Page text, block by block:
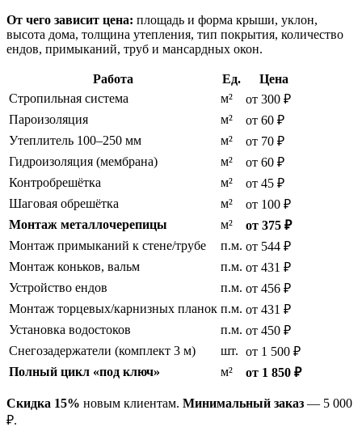
От чего зависит цена: площадь и форма крыши, уклон,
высота дома, толщина утепления, тип покрытия, количество
ендов, примыканий, труб и мансардных окон.
Работа Ед.
Цена
Стропильная система
м²
от 300 ₽
Пароизоляция
м²
от 60 ₽
Утеплитель 100–250 мм
м²
от 70 ₽
Гидроизоляция (мембрана)
м²
от 60 ₽
Контробрешётка
м²
от 45 ₽
Шаговая обрешётка
м²
от 100 ₽
Монтаж металлочерепицы
м²
от 375 ₽
Монтаж примыканий к стене/трубе
п.м. от 544 ₽
Монтаж коньков, вальм
п.м. от 431 ₽
Устройство ендов
п.м. от 456 ₽
Монтаж торцевых/карнизных планок п.м. от 431 ₽
Установка водостоков
п.м. от 450 ₽
Снегозадержатели (комплект 3 м)
шт. от 1 500 ₽
Полный цикл «под ключ»
м² от 1 850 ₽
Скидка 15% новым клиентам. Минимальный заказ — 5 000
₽.